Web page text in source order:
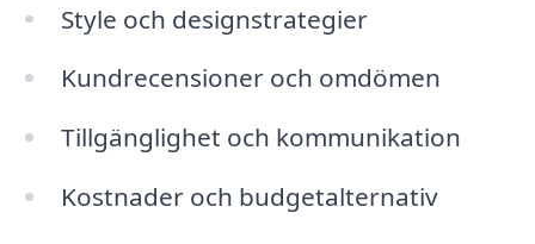
Style och designstrategier
Kundrecensioner och omdömen
Tillgänglighet och kommunikation
Kostnader och budgetalternativ